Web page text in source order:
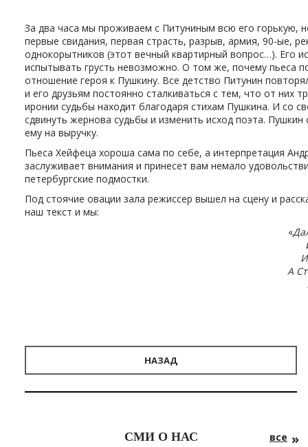
За два часа мы проживаем с Питуниным всю его горькую,
первые свидания, первая страсть, разрыв, армия, 90-ые,
однокорытников (этот вечный квартирный вопрос…). Его
испытывать грусть невозможно. О том же, почему пьеса
отношение героя к Пушкину. Все детство Питунин
и его друзьям постоянно сталкиваться с тем, что от
иронии судьбы находит благодаря стихам Пушкина. И со
сдвинуть жернова судьбы и изменить исход поэта.
ему на выручку.
Пьеса Хейфеца хороша сама по себе, а интерпретация
заслуживает внимания и принесет вам немало
петербургские подмостки.
Под стоячие овации зала режиссер вышел на сцену и
наш текст и мы:
«
А
НАЗАД
СМИ О НАС все